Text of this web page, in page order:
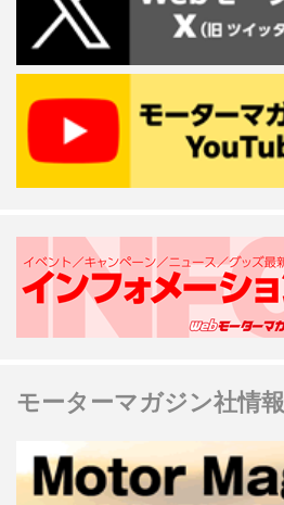
モーターマガジン社情報